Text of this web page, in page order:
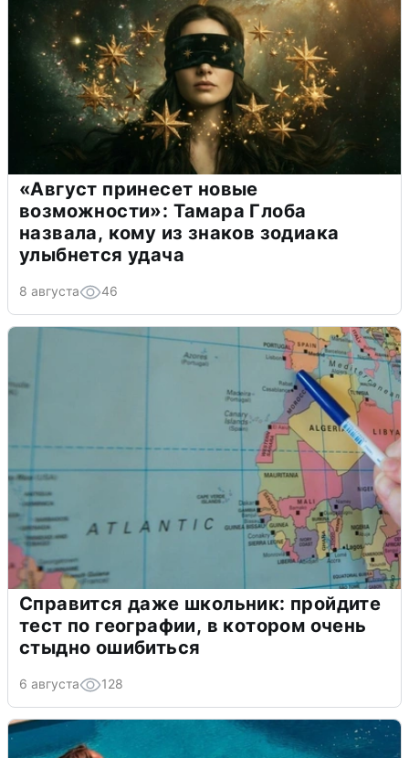
«Август принесет новые
возможности»: Тамара Глоба
назвала, кому из знаков зодиака
улыбнется удача
8 августа 46
Справится даже школьник: пройдите
тест по географии, в котором очень
стыдно ошибиться
6 августа 128